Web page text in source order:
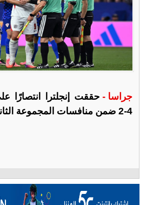
جراسا - حققت إنجلترا انتصارًا
4-2 ضمن منافسات المجموعة الثانية عشرة.